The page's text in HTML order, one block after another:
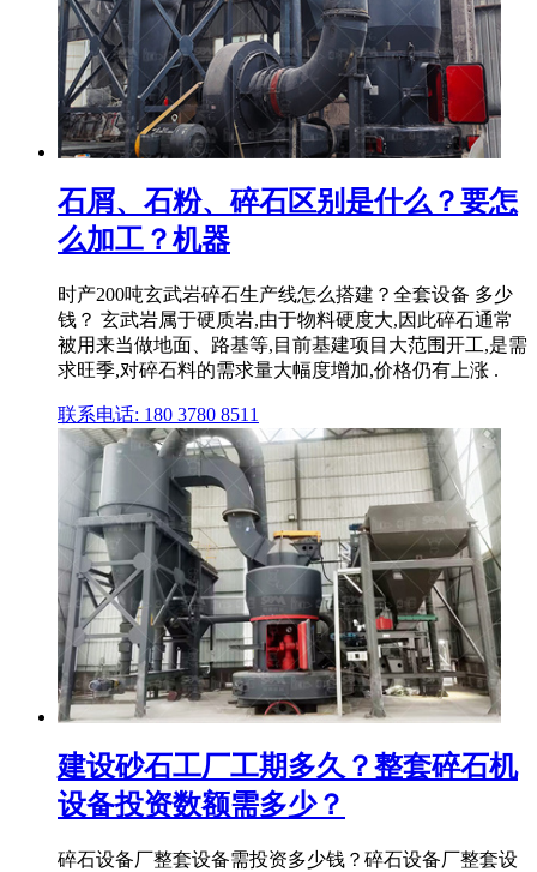
石屑、石粉、碎石区别是什么？要怎
么加工？机器
时产200吨玄武岩碎石生产线怎么搭建？全套设备 多少
钱？ 玄武岩属于硬质岩,由于物料硬度大,因此碎石通常
被用来当做地面、路基等,目前基建项目大范围开工,是需
求旺季,对碎石料的需求量大幅度增加,价格仍有上涨 .
联系电话: 180 3780 8511
建设砂石工厂工期多久？整套碎石机
设备投资数额需多少？
碎石设备厂整套设备需投资多少钱？碎石设备厂整套设